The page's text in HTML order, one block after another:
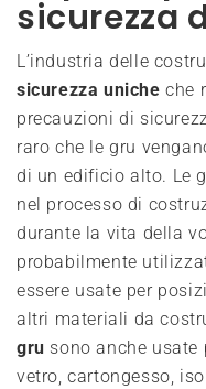
sicurezza
L’industria delle
sicurezza uniche che
precauzioni di
raro che le gru
di un edificio alto. Le
nel processo di
durante la vita della
probabilmente
essere usate per
altri materiali da
gru sono anche usate
vetro, cartongesso,